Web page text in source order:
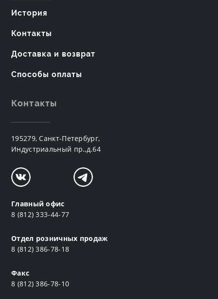
История
Контакты
Доставка и возврат
Способы оплаты
Контакты
195279, Санкт-Петербург,
Индустриальный пр.,д.64
Главный офис
8 (812) 333-44-77
Отдел розничных продаж
8 (812) 386-78-18
Факс
8 (812) 386-78-10